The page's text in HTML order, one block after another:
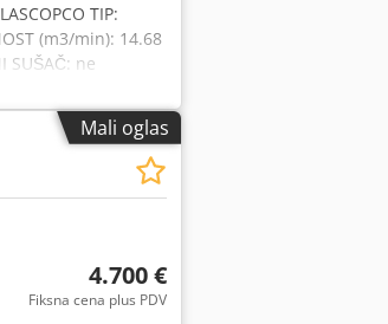
TIP:
(m3/min): 14.68
SUŠAČ: ne
ne PRIKLJUČAK:
Mali oglas
4.700 €
Fiksna cena plus PDV